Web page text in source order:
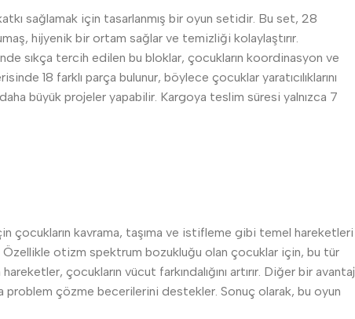
sağlamak için tasarlanmış bir oyun setidir. Bu set, 28
hijyenik bir ortam sağlar ve temizliği kolaylaştırır.
sıkça tercih edilen bu bloklar, çocukların koordinasyon ve
18 farklı parça bulunur, böylece çocuklar yaratıcılıklarını
büyük projeler yapabilir. Kargoya teslim süresi yalnızca 7
çocukların kavrama, taşıma ve istifleme gibi temel hareketleri
Özellikle otizm spektrum bozukluğu olan çocuklar için, bu tür
çocukların vücut farkındalığını artırır. Diğer bir avantaj
problem çözme becerilerini destekler. Sonuç olarak, bu oyun